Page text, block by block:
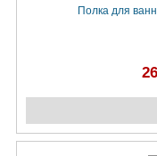
Полка для